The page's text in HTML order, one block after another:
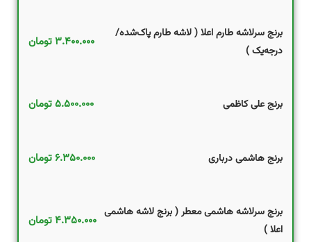
برنج سرلاشه طارم اعلا ( لاشه طارم پاک‌شده/
درجه‌یک )
۳.۴۰۰.۰۰۰تومان
برنج علی کاظمی ۵.۵۰۰.۰۰۰تومان
برنج هاشمی درباری ۶.۳۵۰.۰۰۰ تومان
برنج سرلاشه هاشمی معطر ( برنج لاشه هاشمی
اعلا )
۴.۳۵۰.۰۰۰تومان